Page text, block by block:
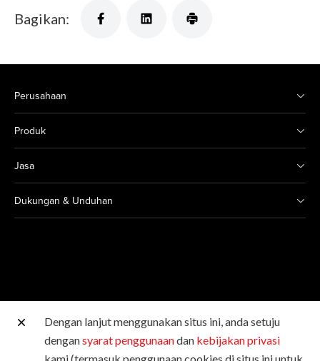
Bagikan:
Perusahaan
Produk
Jasa
Dukungan & Unduhan
Situs Canon lainnya
Dengan lanjut menggunakan situs ini, anda setuju
dengansyarat penggunaandan kebijakan privasi